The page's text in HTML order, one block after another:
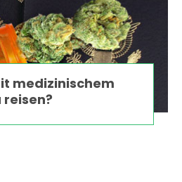
medizinischem